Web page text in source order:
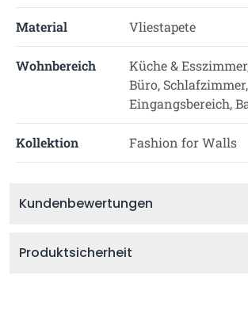
Material Vliestapete
Wohnbereich
Küche &
Büro, Schlafzimmer,
Eingangsbereich,
Kollektion Fashion for Walls
Kundenbewertungen
Produktsicherheit